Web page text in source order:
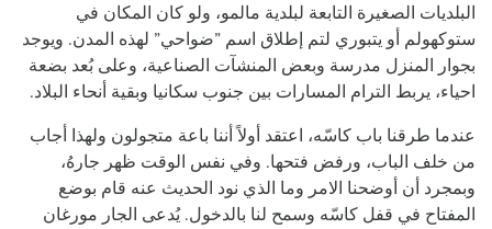
البلديات الصغيرة التابعة لبلدية مالمو، ولو كان المكان في
ستوكهولم أو يتبوري لتم إطلاق اسم ”ضواحي” لهذه المدن. ويوجد
بجوار المنزل مدرسة وبعض المنشآت الصناعية، وعلى بُعد بضعة
احياء، يربط الترام المسارات بين جنوب سكانيا وبقية أنحاء البلاد.
عندما طرقنا باب كاسّه، اعتقد أولاً أننا باعة متجولون ولهذا أجاب
من خلف الباب، ورفض فتحها. وفي نفس الوقت ظهر جارهُ،
وبمجرد أن أوضحنا الامر وما الذي نود الحديث عنه قام بوضع
المفتاح في قفل كاسّه وسمح لنا بالدخول. يُدعى الجار مورغان